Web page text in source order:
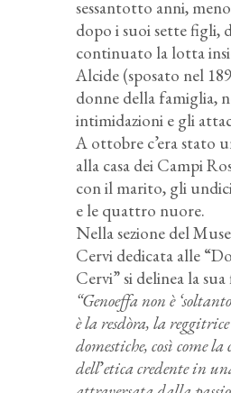
sessantotto anni,
dopo i suoi sette figli,
continuato la lotta
Alcide (sposato nel
donne della famiglia,
intimidazioni e gli
A ottobre c’era stato
alla casa dei Campi
con il marito, gli
e le quattro nuore.
Nella sezione del
Cervi dedicata alle
Cervi” si delinea la
“Genoeffa non è
è la resdòra, la
domestiche, così come la
dell’etica credente in